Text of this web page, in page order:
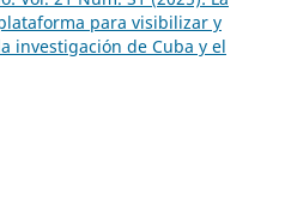
para visibilizar y
investigación de Cuba y el